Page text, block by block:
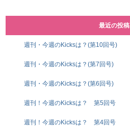
最近の投稿
週刊・今週のKicksは？(第10回号)
週刊・今週のKicksは？(第7回号)
週刊・今週のKicksは？(第6回号)
週刊！今週のKicksは？ 第5回号
週刊！今週のKicksは？ 第4回号